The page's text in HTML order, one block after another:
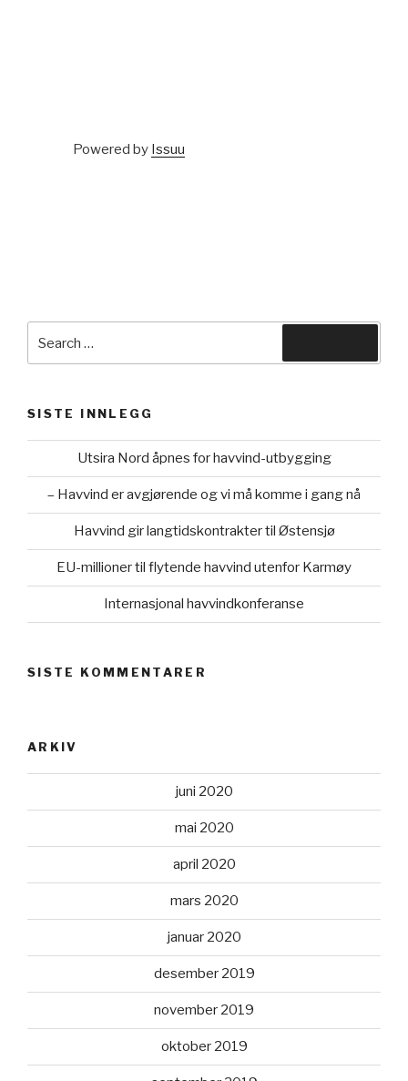
Powered by Issuu
SISTE INNLEGG
Utsira Nord åpnes for havvind-utbygging
– Havvind er avgjørende og vi må komme i gang nå
Havvind gir langtidskontrakter til Østensjø
EU-millioner til flytende havvind utenfor Karmøy
Internasjonal havvindkonferanse
SISTE KOMMENTARER
ARKIV
juni 2020
mai 2020
april 2020
mars 2020
januar 2020
desember 2019
november 2019
oktober 2019